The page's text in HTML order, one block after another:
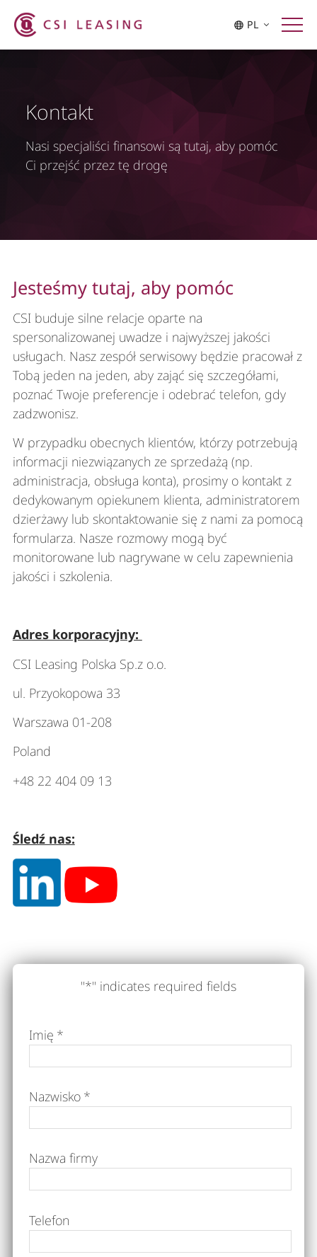
PL
Kontakt
Nasi specjaliści finansowi są tutaj, aby pomóc
Ci przejść przez tę drogę
Jesteśmy tutaj, aby pomóc
CSI buduje silne relacje oparte na
spersonalizowanej uwadze i najwyższej jakości
usługach. Nasz zespół serwisowy będzie pracował z
Tobą jeden na jeden, aby zająć się szczegółami,
poznać Twoje preferencje i odebrać telefon, gdy
zadzwonisz.
W przypadku obecnych klientów, którzy potrzebują
informacji niezwiązanych ze sprzedażą (np.
administracja, obsługa konta), prosimy o kontakt z
dedykowanym opiekunem klienta, administratorem
dzierżawy lub skontaktowanie się z nami za pomocą
formularza. Nasze rozmowy mogą być
monitorowane lub nagrywane w celu zapewnienia
jakości i szkolenia.
Adres korporacyjny:
CSI Leasing Polska Sp.z o.o.
ul. Przyokopowa 33
Warszawa 01-208
Poland
+48 22 404 09 13
Śledź nas:
"*" indicates required fields
Imię *
Nazwisko *
Nazwa firmy
Telefon